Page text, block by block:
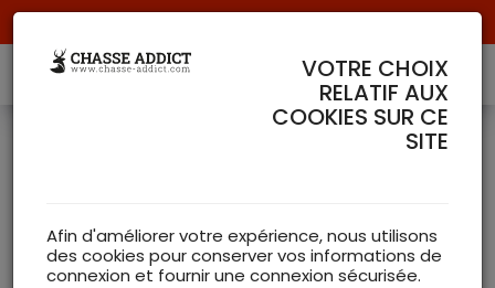
RISERVA ( 3 articles )
VOTRE CHOIX
RELATIF AUX
COOKIES SUR CE
SITE
Afin d'améliorer votre expérience, nous utilisons
des cookies pour conserver vos informations de
connexion et fournir une connexion sécurisée.